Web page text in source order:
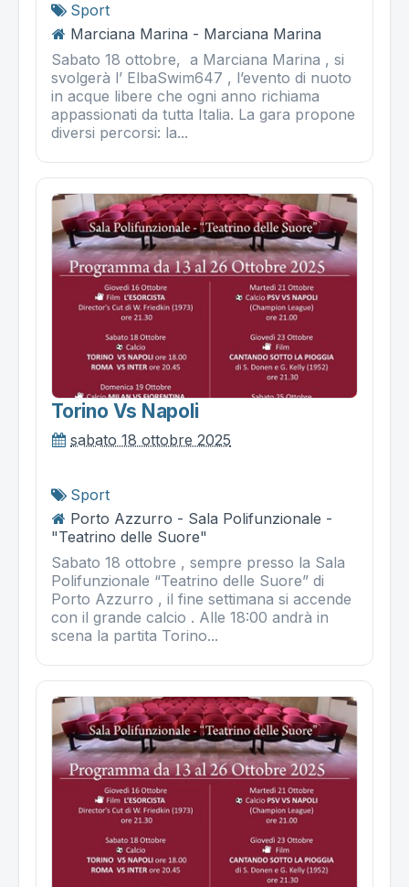
Sport
Marciana Marina - Marciana Marina
Sabato 18 ottobre, a Marciana Marina , si
svolgerà l’ ElbaSwim647 , l’evento di nuoto
in acque libere che ogni anno richiama
appassionati da tutta Italia. La gara propone
diversi percorsi: la...
Torino Vs Napoli
sabato 18 ottobre 2025
Sport
Porto Azzurro - Sala Polifunzionale -
"Teatrino delle Suore"
Sabato 18 ottobre , sempre presso la Sala
Polifunzionale “Teatrino delle Suore” di
Porto Azzurro , il fine settimana si accende
con il grande calcio . Alle 18:00 andrà in
scena la partita Torino...